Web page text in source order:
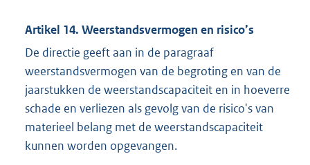
Artikel 14. Weerstandsvermogen en risico’s
De directie geeft aan in de paragraaf
weerstandsvermogen van de begroting en van de
jaarstukken de weerstandscapaciteit en in hoeverre
schade en verliezen als gevolg van de risico's van
materieel belang met de weerstandscapaciteit
kunnen worden opgevangen.